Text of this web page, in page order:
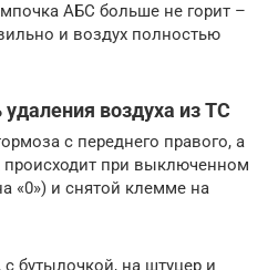
АБС больше не горит –
и воздух полностью
воздуха из ТС
с переднего правого, а
при выключенном
«0») и снятой клемме на
бутылочкой, на штуцер и